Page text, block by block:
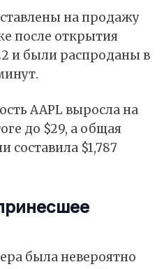
на продажу
после открытия
и были распроданы в
AAPL выросла на
до $29, а общая
составила $1,787
была невероятно